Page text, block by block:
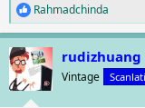
R
e
a
c
t
i
Rahmadchinda
rudizhuang
Vintage